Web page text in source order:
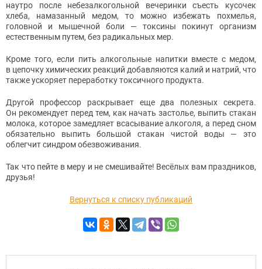
наутро после небезалкогольной вечеринки съесть кусочек
хлеба, намазанный медом, то можно избежать похмелья,
головной и мышечной боли — токсины покинут организм
естественным путем, без радикальных мер.
Кроме того, если пить алкогольные напитки вместе с медом,
в цепочку химических реакций добавляются калий и натрий, что
также ускоряет переработку токсичного продукта.
Другой профессор раскрывает еще два полезных секрета.
Он рекомендует перед тем, как начать застолье, выпить стакан
молока, которое замедляет всасывание алкоголя, а перед сном
обязательно выпить большой стакан чистой воды — это
облегчит синдром обезвоживания.
Так что пейте в меру и не смешивайте! Весёлых вам праздников,
друзья!
Вернуться к списку публикаций